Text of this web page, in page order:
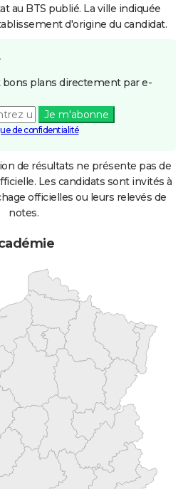
au BTS publié. La ville indiquée
d'origine du candidat.
bons plans directement par e-
Je m'abonne
de confidentialité
de résultats ne présente pas de
Les candidats sont invités à
officielles ou leurs relevés de
notes.